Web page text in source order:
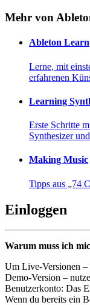
Mehr von
Ableton Learn
Lerne, mit
erfahrenen
Learning
Erste Schritte
Synthesizer
Making Music
Tipps aus „74
Einloggen
Warum muss ich
Um Live-Versionen –
Demo-Version –
Benutzerkonto: Das
Wenn du bereits ein